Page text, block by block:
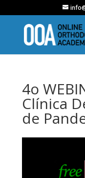
4o
Clínica
de